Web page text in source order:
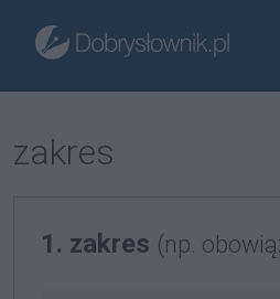
zakres
1. zakres (np.